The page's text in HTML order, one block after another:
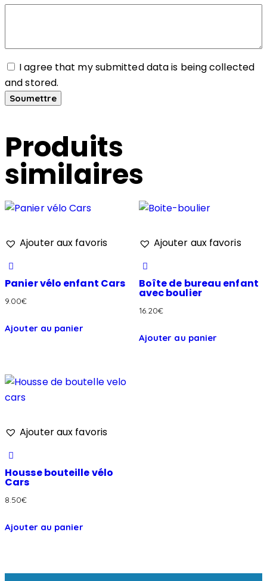
I agree that my submitted data is being collected
and stored.
Produits
similaires
Ajouter aux favoris
Panier vélo enfant Cars
9.00€
Ajouter au panier
Ajouter aux favoris
Boîte de bureau enfant
avec boulier
16.20€
Ajouter au panier
Ajouter aux favoris
Housse bouteille vélo
Cars
8.50€
Ajouter au panier